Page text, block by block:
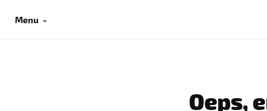
Menu
Oeps,